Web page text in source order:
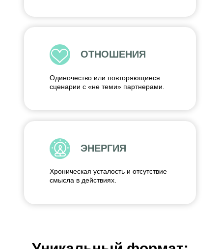
В ДЕНЬГАХ:Работа с финансовыми
самоценности. Возможность
реализовываться в новых источниках
дохода или в карьере без выгорания.
ценностей, понимание принципов
здорового партнерства и того, как их
выстроить.
В СОСТОЯНИИ:Стабильный ресурс и
понимание, как его восполнять. Вы
себе во благо.
В ТЕЛЕ:Формирование новых пищевых